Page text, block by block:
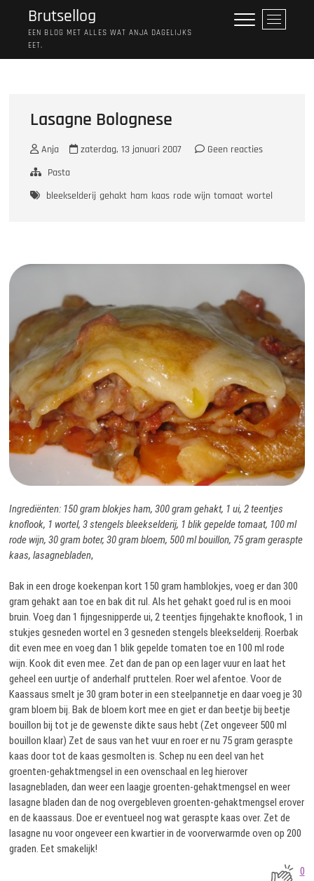
Brutsellog
EEN BLOG MET ALLES WAT ANJA DAGELIJKS
EET.
M
e
Lasagne Bolognese
Anja zaterdag, 13 januari 2007
Geen reacties
Pasta
bleekselderij gehakt ham kaas rode wijn tomaat wortel
Ingrediënten: 150 gram blokjes ham, 300 gram gehakt, 1 ui, 2 teentjes
knoflook, 1 wortel, 3 stengels bleekselderij, 1 blik gepelde tomaat, 100 ml
rode wijn, 30 gram boter, 30 gram bloem, 500 ml bouillon, 75 gram geraspte
kaas, lasagnebladen,
Bak in een droge koekenpan kort 150 gram hamblokjes, voeg er dan 300
gram gehakt aan toe en bak dit rul. Als het gehakt goed rul is en mooi
bruin. Voeg dan 1 fijngesnipperde ui, 2 teentjes fijngehakte knoflook, 1 in
stukjes gesneden wortel en 3 gesneden stengels bleekselderij. Roerbak
dit even mee en voeg dan 1 blik gepelde tomaten toe en 100 ml rode
wijn. Kook dit even mee. Zet dan de pan op een lager vuur en laat het
geheel een uurtje of anderhalf pruttelen. Roer wel afentoe. Voor de
Kaassaus smelt je 30 gram boter in een steelpannetje en daar voeg je 30
gram bloem bij. Bak de bloem kort mee en giet er dan beetje bij beetje
bouillon bij tot je de gewenste dikte saus hebt (Zet ongeveer 500 ml
bouillon klaar) Zet de saus van het vuur en roer er nu 75 gram geraspte
kaas door tot de kaas gesmolten is. Schep nu een deel van het
groenten-gehaktmengsel in een ovenschaal en leg hierover
lasagnebladen, dan weer een laagje groenten-gehaktmengsel en weer
lasagne bladen dan de nog overgebleven groenten-gehaktmengsel erover
en de kaassaus. Doe er eventueel nog wat geraspte kaas over. Zet de
lasagne nu voor ongeveer een kwartier in de voorverwarmde oven op 200
graden. Eet smakelijk!
0